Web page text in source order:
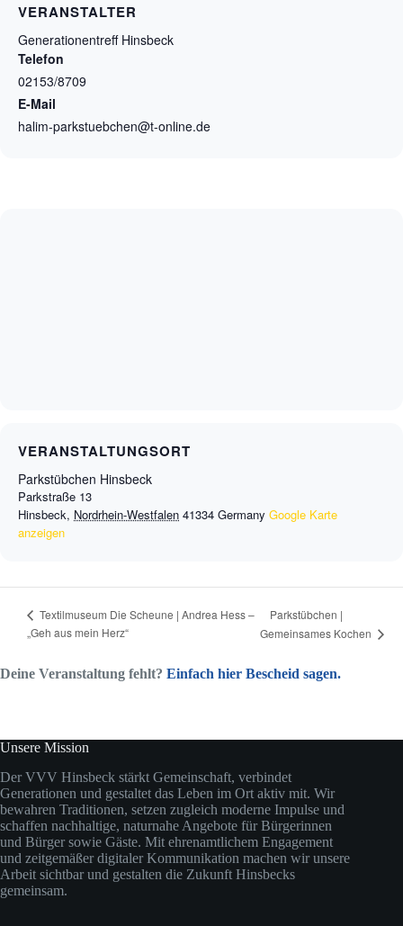
VERANSTALTER
Generationentreff Hinsbeck
Telefon
02153/8709
E-Mail
halim-parkstuebchen@t-online.de
VERANSTALTUNGSORT
Parkstübchen Hinsbeck
Parkstraße 13
Hinsbeck, Nordrhein-Westfalen 41334 Germany Google Karte
anzeigen
Textilmuseum Die Scheune | Andrea Hess –
„Geh aus mein Herz“
Parkstübchen |
Gemeinsames Kochen
Deine Veranstaltung fehlt? Einfach hier Bescheid sagen.
Unsere Mission
Der VVV Hinsbeck stärkt Gemeinschaft, verbindet
Generationen und gestaltet das Leben im Ort aktiv mit. Wir
bewahren Traditionen, setzen zugleich moderne Impulse und
schaffen nachhaltige, naturnahe Angebote für Bürgerinnen
und Bürger sowie Gäste. Mit ehrenamtlichem Engagement
und zeitgemäßer digitaler Kommunikation machen wir unsere
Arbeit sichtbar und gestalten die Zukunft Hinsbecks
gemeinsam.